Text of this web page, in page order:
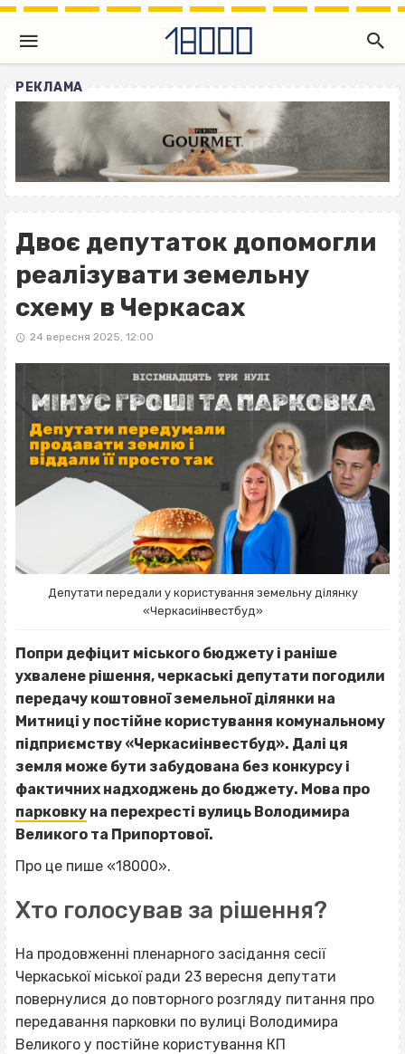
РЕКЛАМА
Двоє депутаток допомогли
реалізувати земельну
схему в Черкасах
24 вересня 2025, 12:00
Депутати передали у користування земельну ділянку
«Черкасиінвестбуд»
Попри дефіцит міського бюджету і раніше
ухвалене рішення, черкаські депутати погодили
передачу коштовної земельної ділянки на
Митниці у постійне користування комунальному
підприємству «Черкасиінвестбуд». Далі ця
земля може бути забудована без конкурсу і
фактичних надходжень до бюджету. Мова про
парковку на перехресті вулиць Володимира
Великого та Припортової.
Про це пише «18000».
Хто голосував за рішення?
На продовженні пленарного засідання сесії
Черкаської міської ради 23 вересня депутати
повернулися до повторного розгляду питання про
передавання парковки по вулиці Володимира
Великого у постійне користування КП